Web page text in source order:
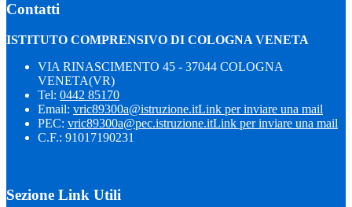
Contatti
ISTITUTO COMPRENSIVO DI COLOGNA VENETA
VIA RINASCIMENTO 45 - 37044 COLOGNA
VENETA(VR)
Tel: 0442 85170
Email: vric89300a@istruzione.itLink per inviare una mail
PEC: vric89300a@pec.istruzione.itLink per inviare una mail
C.F.: 91017190231
Sezione Link Utili